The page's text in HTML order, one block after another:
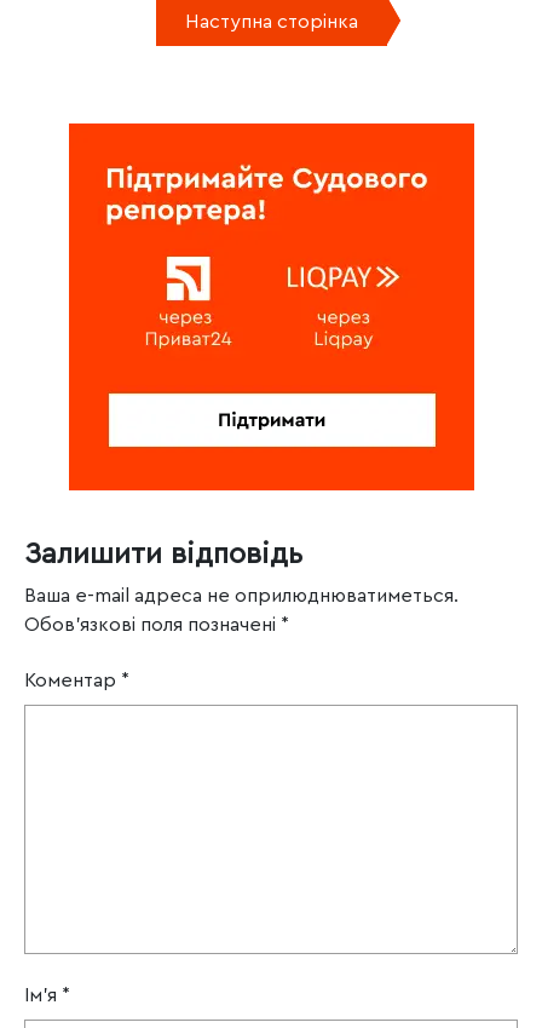
Наступна сторінка
Залишити відповідь
Ваша e-mail адреса не оприлюднюватиметься.
Обов’язкові поля позначені *
Коментар *
Ім'я *